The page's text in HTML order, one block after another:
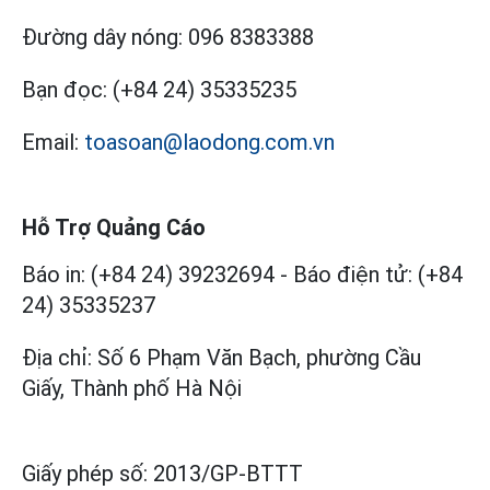
Đường dây nóng: 096 8383388
Bạn đọc: (+84 24) 35335235
Email: toasoan@laodong.com.vn
Hỗ Trợ Quảng Cáo
Báo in: (+84 24) 39232694 - Báo điện tử: (+84
24) 35335237
Địa chỉ: Số 6 Phạm Văn Bạch, phường Cầu
Giấy, Thành phố Hà Nội
Giấy phép số: 2013/GP-BTTT